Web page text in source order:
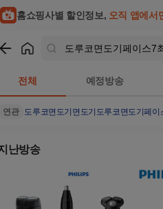
홈쇼핑사별 할인정보, 오직 앱에서
전체 예정방송
연관 도루코면도기 면도기 도루코면도기페이
난방송